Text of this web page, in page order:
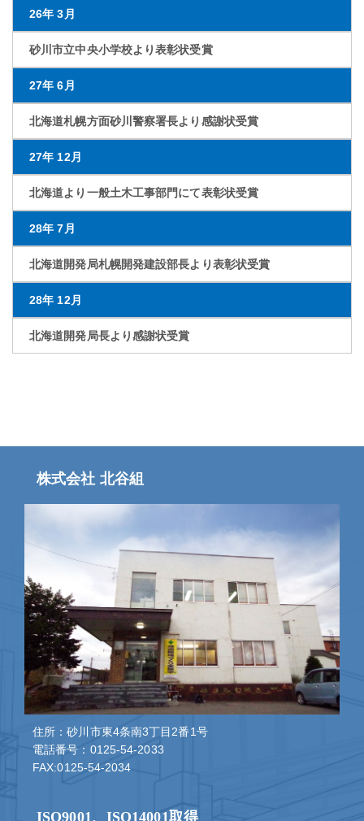
26年 3月
砂川市立中央小学校より表彰状受賞
27年 6月
北海道札幌方面砂川警察署長より感謝状受賞
27年 12月
北海道より一般土木工事部門にて表彰状受賞
28年 7月
北海道開発局札幌開発建設部長より表彰状受賞
28年 12月
北海道開発局長より感謝状受賞
株式会社 北谷組
住所：砂川市東4条南3丁目2番1号
電話番号：0125-54-2033
FAX:0125-54-2034
ISO9001、ISO14001取得